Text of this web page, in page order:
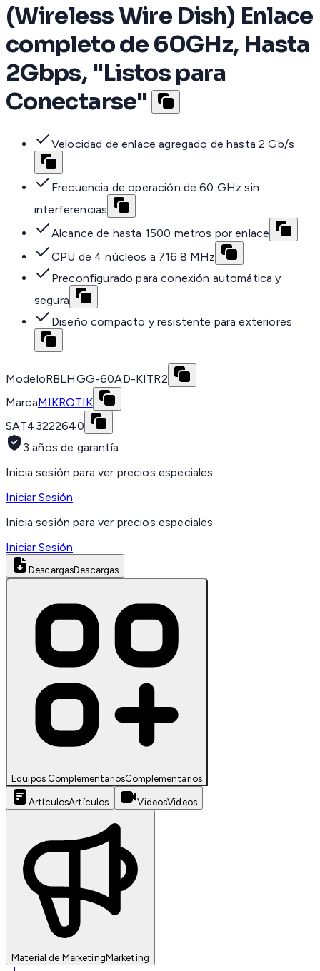
(Wireless Wire Dish) Enlace
completo de 60GHz, Hasta
2Gbps, "Listos para
Conectarse"
Velocidad de enlace agregado de hasta 2 Gb/s
Frecuencia de operación de 60 GHz sin
interferencias
Alcance de hasta 1500 metros por enlace
CPU de 4 núcleos a 716.8 MHz
Preconfigurado para conexión automática y
segura
Diseño compacto y resistente para exteriores
ModeloRBLHGG-60AD-KITR2
MarcaMIKROTIK
SAT43222640
3 años de garantía
Inicia sesión para ver precios especiales
Iniciar Sesión
Inicia sesión para ver precios especiales
Iniciar Sesión
DescargasDescargas
Equipos ComplementariosComplementarios
ArtículosArtículos VideosVideos
Material de MarketingMarketing